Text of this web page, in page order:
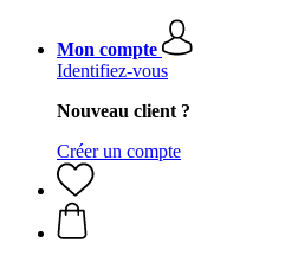
Mon compte
Identifiez-vous
Nouveau client ?
Créer un compte